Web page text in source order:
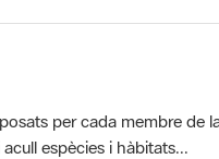
per cada membre de
espècies i hàbitats...